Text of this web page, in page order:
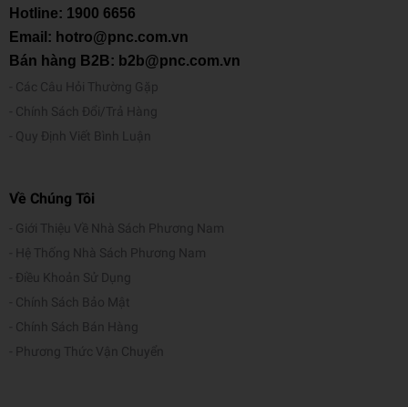
Hotline: 1900 6656
Email: hotro@pnc.com.vn
Bán hàng B2B: b2b@pnc.com.vn
Các Câu Hỏi Thường Gặp
Chính Sách Đổi/Trả Hàng
Quy Định Viết Bình Luận
Về Chúng Tôi
Giới Thiệu Về Nhà Sách Phương Nam
Hệ Thống Nhà Sách Phương Nam
Điều Khoản Sử Dụng
Chính Sách Bảo Mật
Chính Sách Bán Hàng
Phương Thức Vận Chuyển